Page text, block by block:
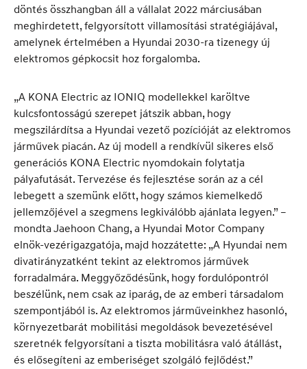
döntés összhangban áll a vállalat 2022 márciusában
meghirdetett, felgyorsított villamosítási stratégiájával,
amelynek értelmében a Hyundai 2030-ra tizenegy új
elektromos gépkocsit hoz forgalomba.
„A KONA Electric az IONIQ modellekkel karöltve
kulcsfontosságú szerepet játszik abban, hogy
megszilárdítsa a Hyundai vezető pozícióját az elektromos
járművek piacán. Az új modell a rendkívül sikeres első
generációs KONA Electric nyomdokain folytatja
pályafutását. Tervezése és fejlesztése során az a cél
lebegett a szemünk előtt, hogy számos kiemelkedő
jellemzőjével a szegmens legkiválóbb ajánlata legyen.” –
mondta Jaehoon Chang, a Hyundai Motor Company
elnök-vezérigazgatója, majd hozzátette: „A Hyundai nem
divatirányzatként tekint az elektromos járművek
forradalmára. Meggyőződésünk, hogy fordulópontról
beszélünk, nem csak az iparág, de az emberi társadalom
szempontjából is. Az elektromos járműveinkhez hasonló,
környezetbarát mobilitási megoldások bevezetésével
szeretnék felgyorsítani a tiszta mobilitásra való átállást,
és elősegíteni az emberiséget szolgáló fejlődést.”